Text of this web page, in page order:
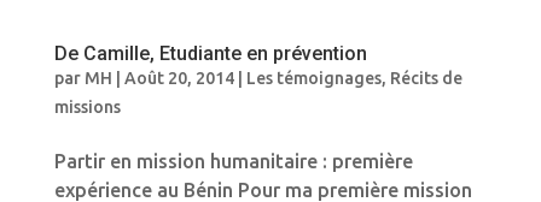
De Camille, Etudiante en prévention
par MH Août 20, 2014| Les témoignages, Récits de
missions
Partir en mission humanitaire : première
expérience au Bénin Pour ma première mission